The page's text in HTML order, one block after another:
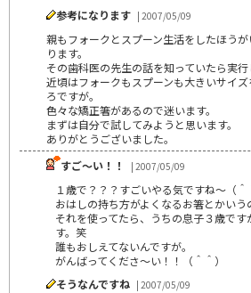
参考になります | 2007/05/09
親もフォークとスプーン生活をしたほう
ります。
その歯科医の先生の話を知っていたら実行
近頃はフォークもスプーンも大きいサイ
ろですが。
色々な矯正箸があるので迷います。
まずは自分で試してみようと思います。
ありがとうございました。
すご～い！！
| 2007/05/09
１歳で？？？すごいやる気ですね～（＾
おはしの持ち方がよくなるお箸とかいう
それを使ってたら、うちの息子３歳です
す。笑
誰もおしえてないんですが。
がんばってくださ～い！！（＾＾）
そうなんですね | 2007/05/09